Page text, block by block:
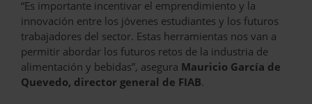
“Es importante incentivar el emprendimiento y la
innovación entre los jóvenes estudiantes y los futuros
trabajadores del sector. Estas herramientas nos van a
permitir abordar los futuros retos de la industria de
alimentación y bebidas”, asegura Mauricio García de
Quevedo, director general de FIAB.